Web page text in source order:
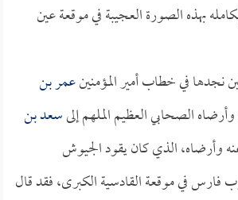
بهذه الصورة العجيبة في موقعة عين
نجدها في خطاب أمير المؤمنينعمر بن
الصحابي العظيم الملهم إلىسعد بن
وأرضاه، الذي كان يقود الجيوش
فارس في موقعة القادسية الكبرى، فقد قال